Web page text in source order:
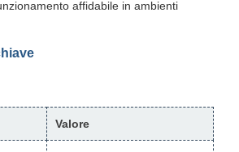
affidabile in ambienti
Valore